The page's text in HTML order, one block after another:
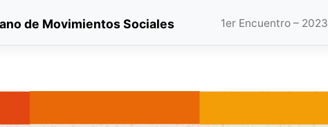
de Movimientos Sociales 1er Encuentro – 2023